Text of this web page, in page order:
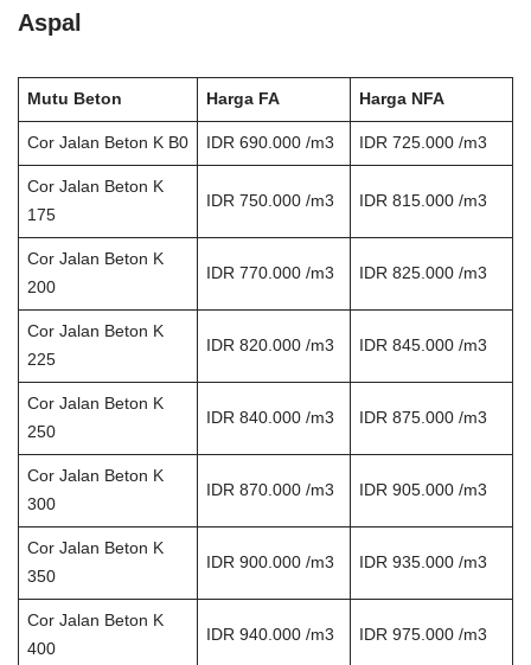
Aspal
Mutu Beton Harga FA Harga NFA
Cor Jalan Beton K B0 IDR 690.000 /m3 IDR 725.000 /m3
Cor Jalan Beton K
175
IDR 750.000 /m3 IDR 815.000 /m3
Cor Jalan Beton K
200
IDR 770.000 /m3 IDR 825.000 /m3
Cor Jalan Beton K
225
IDR 820.000 /m3 IDR 845.000 /m3
Cor Jalan Beton K
250
IDR 840.000 /m3 IDR 875.000 /m3
Cor Jalan Beton K
300
IDR 870.000 /m3 IDR 905.000 /m3
Cor Jalan Beton K
350
IDR 900.000 /m3 IDR 935.000 /m3
Cor Jalan Beton K
400
IDR 940.000 /m3 IDR 975.000 /m3